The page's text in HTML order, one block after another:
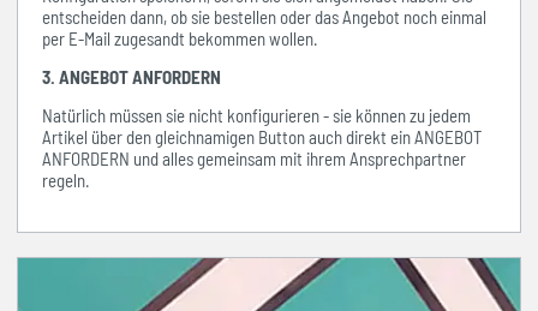
entscheiden dann, ob sie bestellen oder das Angebot noch einmal
per E-Mail zugesandt bekommen wollen.
3. ANGEBOT ANFORDERN
Natürlich müssen sie nicht konfigurieren - sie können zu jedem
Artikel über den gleichnamigen Button auch direkt ein ANGEBOT
ANFORDERN und alles gemeinsam mit ihrem Ansprechpartner
regeln.